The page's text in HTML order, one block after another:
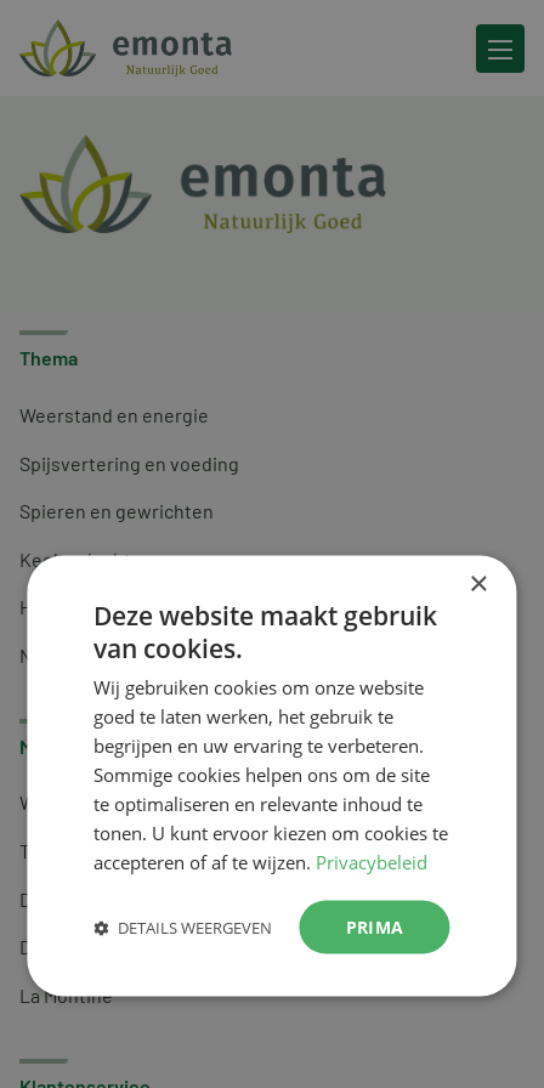
Ga naar de inhoud
Thema
Weerstand en energie
Spijsvertering en voeding
Spieren en gewrichten
Keel en luchtwegen
Huidverzorging
Nachtrust
Merken
Wapiti
Tai-Ginseng
Dermagíq
Draisma
La Montine
×
Deze website maakt gebruik
van cookies.
Wij gebruiken cookies om onze website
goed te laten werken, het gebruik te
begrijpen en uw ervaring te verbeteren.
Sommige cookies helpen ons om de site
te optimaliseren en relevante inhoud te
tonen. U kunt ervoor kiezen om cookies te
accepteren of af te wijzen. Privacybeleid
PRIMA
DETAILS WEERGEVEN